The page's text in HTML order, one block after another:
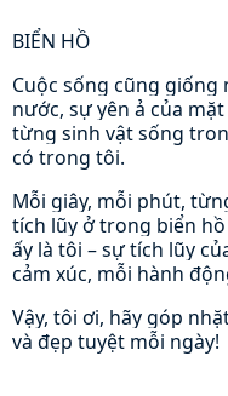
BIỂN HỒ
Cuộc sống cũng
nước, sự yên ả của
từng sinh vật sống
có trong tôi.
Mỗi giây, mỗi phút,
tích lũy ở trong biển hồ
ấy là tôi – sự tích lũy
cảm xúc, mỗi hành
Vậy, tôi ơi, hãy góp
và đẹp tuyệt mỗi ngày!